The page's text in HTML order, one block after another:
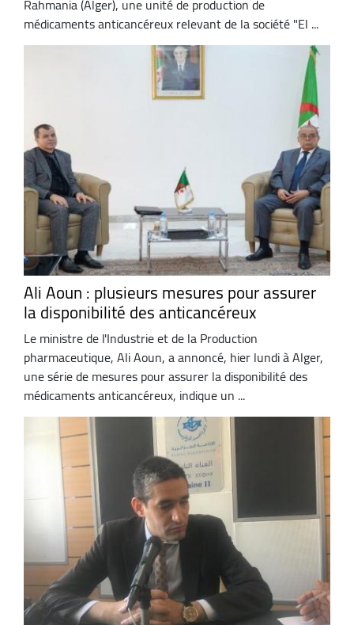
Rahmania (Alger), une unité de production de
médicaments anticancéreux relevant de la société "El ...
Ali Aoun : plusieurs mesures pour assurer
la disponibilité des anticancéreux
Le ministre de l'Industrie et de la Production
pharmaceutique, Ali Aoun, a annoncé, hier lundi à Alger,
une série de mesures pour assurer la disponibilité des
médicaments anticancéreux, indique un ...